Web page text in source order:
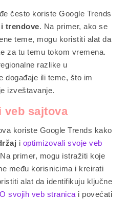
često koriste Google Trends
trendove. Na primer, ako se
teme, mogu koristiti alat da
za tu temu tokom vremena.
razlike u
događaje ili teme, što im
izveštavanje.
veb sajtova
koriste Google Trends kako
i optimizovali svoje veb
primer, mogu istražiti koje
među korisnicima i kreirati
alat da identifikuju ključne
svojih veb stranica i povećati